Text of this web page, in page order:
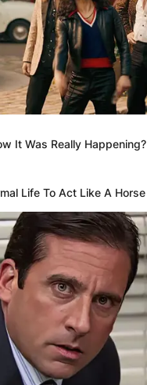
It Was Really Happening?
Life To Act Like A Horse